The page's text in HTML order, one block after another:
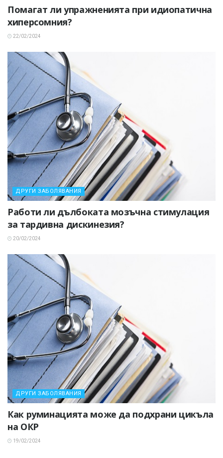
Помагат ли упражненията при идиопатична
хиперсомния?
22/02/2024
ДРУГИ ЗАБОЛЯВАНИЯ
Работи ли дълбоката мозъчна стимулация
за тардивна дискинезия?
20/02/2024
ДРУГИ ЗАБОЛЯВАНИЯ
Как руминацията може да подхрани цикъла
на ОКР
19/02/2024